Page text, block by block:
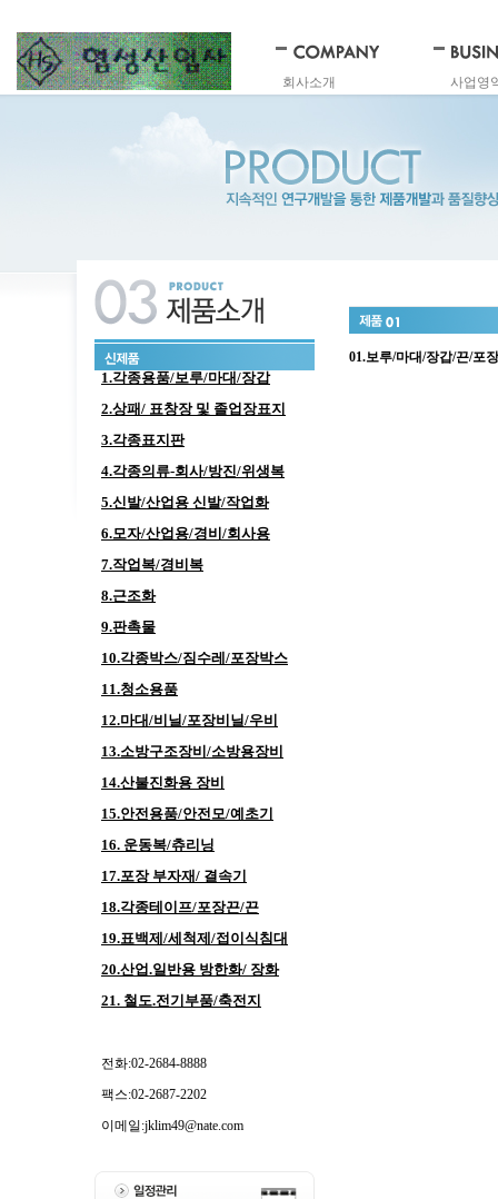
회사소개 사업영
1.각종용품/보루/마대/장갑
2.상패/ 표창장 및 졸업장표지
3.각종표지판
4.각종의류-회사/방진/위생복
5.신발/산업용 신발/작업화
6.모자/산업용/경비/회사용
7.작업복/경비복
8.근조화
9.판촉물
10.각종박스/짐수레/포장박스
11.청소용품
12.마대/비닐/포장비닐/우비
13.소방구조장비/소방용장비
14.산불진화용 장비
15.안전용품/안전모/예초기
16. 운동복/츄리닝
17.포장 부자재/ 결속기
18.각종테이프/포장끈/끈
19.표백제/세척제/접이식침대
20.산업.일반용 방한화/ 장화
21. 철도.전기부품/축전지
전화:02-2684-8888
팩스:02-2687-2202
이메일:jklim49@nate.com
01.보루/마대/장갑/끈/포